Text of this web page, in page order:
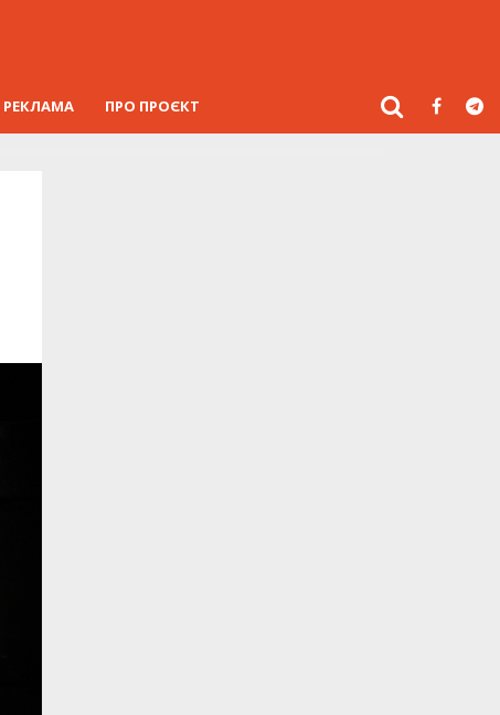
РЕКЛАМА ПРО ПРОЄКТ